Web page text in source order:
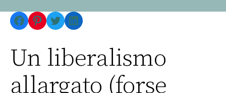
Facebook
Pinterest
TwitterLinkedIn
Un liberalismo
allargato (forse